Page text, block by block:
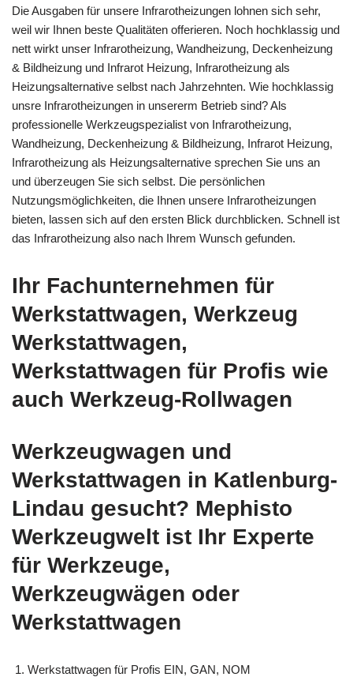
Die Ausgaben für unsere Infrarotheizungen lohnen sich sehr,
weil wir Ihnen beste Qualitäten offerieren. Noch hochklassig und
nett wirkt unser Infrarotheizung, Wandheizung, Deckenheizung
& Bildheizung und Infrarot Heizung, Infrarotheizung als
Heizungsalternative selbst nach Jahrzehnten. Wie hochklassig
unsre Infrarotheizungen in unsererm Betrieb sind? Als
professionelle Werkzeugspezialist von Infrarotheizung,
Wandheizung, Deckenheizung & Bildheizung, Infrarot Heizung,
Infrarotheizung als Heizungsalternative sprechen Sie uns an
und überzeugen Sie sich selbst. Die persönlichen
Nutzungsmöglichkeiten, die Ihnen unsere Infrarotheizungen
bieten, lassen sich auf den ersten Blick durchblicken. Schnell ist
das Infrarotheizung also nach Ihrem Wunsch gefunden.
Ihr Fachunternehmen für
Werkstattwagen, Werkzeug
Werkstattwagen,
Werkstattwagen für Profis wie
auch Werkzeug-Rollwagen
Werkzeugwagen und
Werkstattwagen in Katlenburg-
Lindau gesucht? Mephisto
Werkzeugwelt ist Ihr Experte
für Werkzeuge,
Werkzeugwägen oder
Werkstattwagen
Werkstattwagen für Profis EIN, GAN, NOM